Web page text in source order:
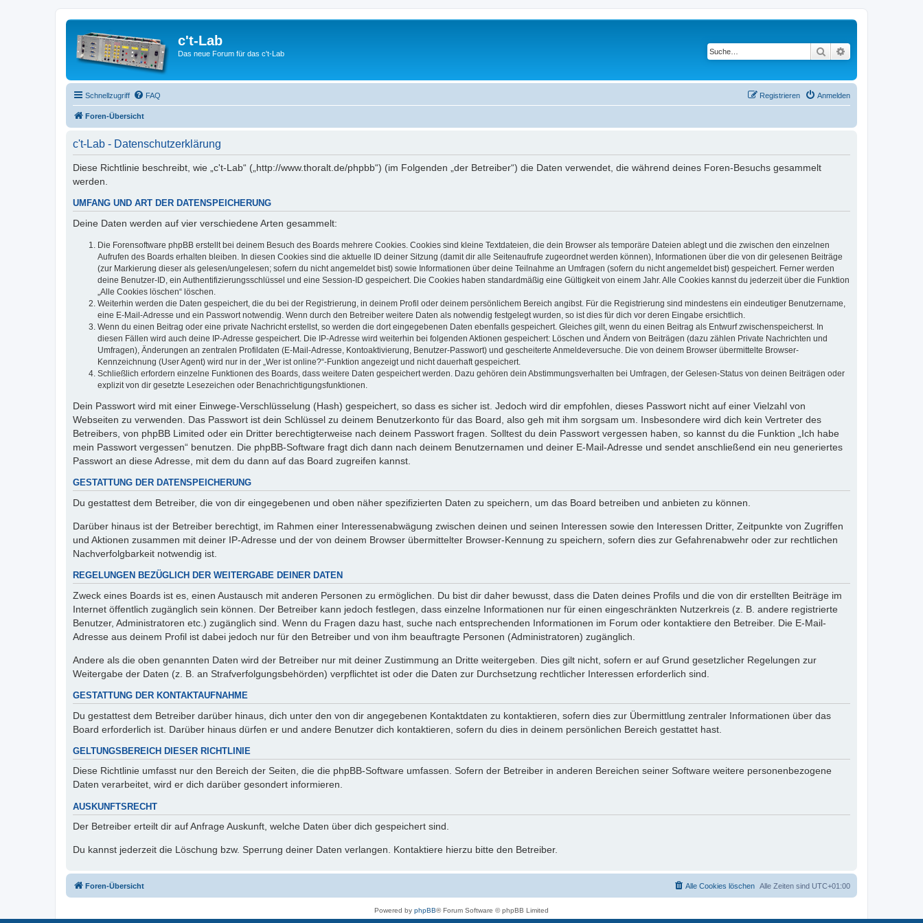
c't-Lab
Das neue Forum für das c't-Lab Suche
Schnellzugriff FAQ Anmelden
Registrieren
Foren-Übersicht
c't-Lab - Datenschutzerklärung
Diese Richtlinie beschreibt, wie „c't-Lab“ („http://www.thoralt.de/phpbb“) (im Folgenden „der Betreiber“) die Daten verwendet, die während deines Foren-Besuchs gesammelt
werden.
UMFANG UND ART DER DATENSPEICHERUNG
Deine Daten werden auf vier verschiedene Arten gesammelt:
Die Forensoftware phpBB erstellt bei deinem Besuch des Boards mehrere Cookies. Cookies sind kleine Textdateien, die dein Browser als temporäre Dateien ablegt und die zwischen den einzelnen
Aufrufen des Boards erhalten bleiben. In diesen Cookies sind die aktuelle ID deiner Sitzung (damit dir alle Seitenaufrufe zugeordnet werden können), Informationen über die von dir gelesenen Beiträge
(zur Markierung dieser als gelesen/ungelesen; sofern du nicht angemeldet bist) sowie Informationen über deine Teilnahme an Umfragen (sofern du nicht angemeldet bist) gespeichert. Ferner werden
deine Benutzer-ID, ein Authentifizierungsschlüssel und eine Session-ID gespeichert. Die Cookies haben standardmäßig eine Gültigkeit von einem Jahr. Alle Cookies kannst du jederzeit über die Funktion
„Alle Cookies löschen“ löschen.
Weiterhin werden die Daten gespeichert, die du bei der Registrierung, in deinem Profil oder deinem persönlichem Bereich angibst. Für die Registrierung sind mindestens ein eindeutiger Benutzername,
eine E-Mail-Adresse und ein Passwort notwendig. Wenn durch den Betreiber weitere Daten als notwendig festgelegt wurden, so ist dies für dich vor deren Eingabe ersichtlich.
Wenn du einen Beitrag oder eine private Nachricht erstellst, so werden die dort eingegebenen Daten ebenfalls gespeichert. Gleiches gilt, wenn du einen Beitrag als Entwurf zwischenspeicherst. In
diesen Fällen wird auch deine IP-Adresse gespeichert. Die IP-Adresse wird weiterhin bei folgenden Aktionen gespeichert: Löschen und Ändern von Beiträgen (dazu zählen Private Nachrichten und
Umfragen), Änderungen an zentralen Profildaten (E-Mail-Adresse, Kontoaktivierung, Benutzer-Passwort) und gescheiterte Anmeldeversuche. Die von deinem Browser übermittelte Browser-
Kennzeichnung (User Agent) wird nur in der „Wer ist online?“-Funktion angezeigt und nicht dauerhaft gespeichert.
Schließlich erfordern einzelne Funktionen des Boards, dass weitere Daten gespeichert werden. Dazu gehören dein Abstimmungsverhalten bei Umfragen, der Gelesen-Status von deinen Beiträgen oder
explizit von dir gesetzte Lesezeichen oder Benachrichtigungsfunktionen.
Dein Passwort wird mit einer Einwege-Verschlüsselung (Hash) gespeichert, so dass es sicher ist. Jedoch wird dir empfohlen, dieses Passwort nicht auf einer Vielzahl von
Webseiten zu verwenden. Das Passwort ist dein Schlüssel zu deinem Benutzerkonto für das Board, also geh mit ihm sorgsam um. Insbesondere wird dich kein Vertreter des
Betreibers, von phpBB Limited oder ein Dritter berechtigterweise nach deinem Passwort fragen. Solltest du dein Passwort vergessen haben, so kannst du die Funktion „Ich habe
mein Passwort vergessen“ benutzen. Die phpBB-Software fragt dich dann nach deinem Benutzernamen und deiner E-Mail-Adresse und sendet anschließend ein neu generiertes
Passwort an diese Adresse, mit dem du dann auf das Board zugreifen kannst.
GESTATTUNG DER DATENSPEICHERUNG
Du gestattest dem Betreiber, die von dir eingegebenen und oben näher spezifizierten Daten zu speichern, um das Board betreiben und anbieten zu können.
Darüber hinaus ist der Betreiber berechtigt, im Rahmen einer Interessenabwägung zwischen deinen und seinen Interessen sowie den Interessen Dritter, Zeitpunkte von Zugriffen
und Aktionen zusammen mit deiner IP-Adresse und der von deinem Browser übermittelter Browser-Kennung zu speichern, sofern dies zur Gefahrenabwehr oder zur rechtlichen
Nachverfolgbarkeit notwendig ist.
REGELUNGEN BEZÜGLICH DER WEITERGABE DEINER DATEN
Zweck eines Boards ist es, einen Austausch mit anderen Personen zu ermöglichen. Du bist dir daher bewusst, dass die Daten deines Profils und die von dir erstellten Beiträge im
Internet öffentlich zugänglich sein können. Der Betreiber kann jedoch festlegen, dass einzelne Informationen nur für einen eingeschränkten Nutzerkreis (z. B. andere registrierte
Benutzer, Administratoren etc.) zugänglich sind. Wenn du Fragen dazu hast, suche nach entsprechenden Informationen im Forum oder kontaktiere den Betreiber. Die E-Mail-
Adresse aus deinem Profil ist dabei jedoch nur für den Betreiber und von ihm beauftragte Personen (Administratoren) zugänglich.
Andere als die oben genannten Daten wird der Betreiber nur mit deiner Zustimmung an Dritte weitergeben. Dies gilt nicht, sofern er auf Grund gesetzlicher Regelungen zur
Weitergabe der Daten (z. B. an Strafverfolgungsbehörden) verpflichtet ist oder die Daten zur Durchsetzung rechtlicher Interessen erforderlich sind.
GESTATTUNG DER KONTAKTAUFNAHME
Du gestattest dem Betreiber darüber hinaus, dich unter den von dir angegebenen Kontaktdaten zu kontaktieren, sofern dies zur Übermittlung zentraler Informationen über das
Board erforderlich ist. Darüber hinaus dürfen er und andere Benutzer dich kontaktieren, sofern du dies in deinem persönlichen Bereich gestattet hast.
GELTUNGSBEREICH DIESER RICHTLINIE
Diese Richtlinie umfasst nur den Bereich der Seiten, die die phpBB-Software umfassen. Sofern der Betreiber in anderen Bereichen seiner Software weitere personenbezogene
Daten verarbeitet, wird er dich darüber gesondert informieren.
AUSKUNFTSRECHT
Der Betreiber erteilt dir auf Anfrage Auskunft, welche Daten über dich gespeichert sind.
Du kannst jederzeit die Löschung bzw. Sperrung deiner Daten verlangen. Kontaktiere hierzu bitte den Betreiber.
Foren-Übersicht Alle Zeiten sind UTC+01:00
Alle Cookies löschen
Powered by phpBB® Forum Software © phpBB Limited